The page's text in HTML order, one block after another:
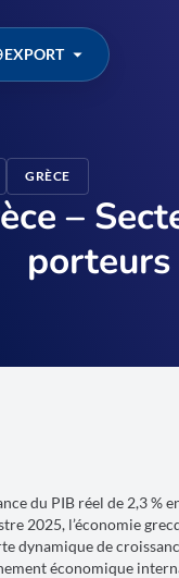
EXPORT
GRÈCE
–
porteurs
du PIB réel de 2,3 %
2025, l’économie
dynamique de
économique